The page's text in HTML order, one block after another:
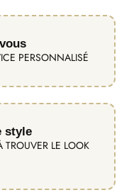
PERSONNALISÉ
style
LE LOOK